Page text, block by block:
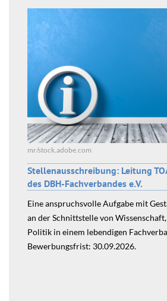
mr/stock.adobe.com
Stellenausschreibung: Leitung
des DBH-Fachverbandes e.V.
Eine anspruchsvolle Aufgabe mit
an der Schnittstelle von
Politik in einem lebendigen
Bewerbungsfrist: 30.09.2026.